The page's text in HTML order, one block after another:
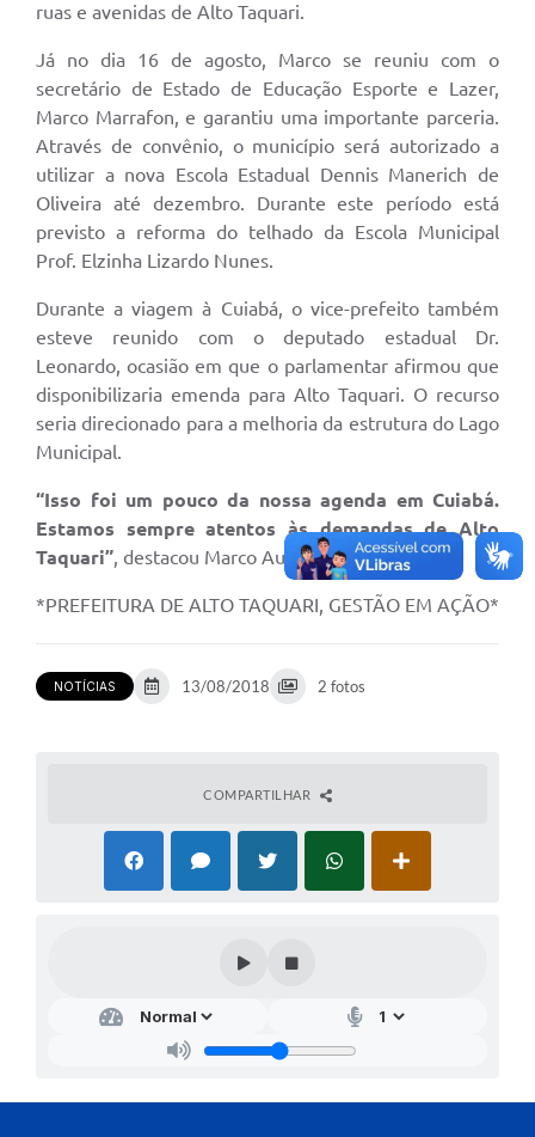
ruas e avenidas de Alto Taquari.
Já no dia 16 de agosto, Marco se reuniu com o
secretário de Estado de Educação Esporte e Lazer,
Marco Marrafon, e garantiu uma importante parceria.
Através de convênio, o município será autorizado a
utilizar a nova Escola Estadual Dennis Manerich de
Oliveira até dezembro. Durante este período está
previsto a reforma do telhado da Escola Municipal
Prof. Elzinha Lizardo Nunes.
Durante a viagem à Cuiabá, o vice-prefeito também
esteve reunido com o deputado estadual Dr.
Leonardo, ocasião em que o parlamentar afirmou que
disponibilizaria emenda para Alto Taquari. O recurso
seria direcionado para a melhoria da estrutura do Lago
Municipal.
“Isso foi um pouco da nossa agenda em Cuiabá.
Estamos sempre atentos às demandas de Alto
Taquari”, destacou Marco Aurélio.
*PREFEITURA DE ALTO TAQUARI, GESTÃO EM AÇÃO*
NOTÍCIAS 13/08/2018 2 fotos
COMPARTILHAR